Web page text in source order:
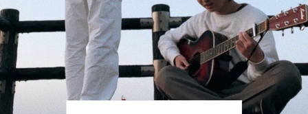
ライブ体験をもっと楽しく、もっと便利
に。